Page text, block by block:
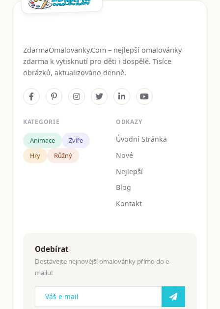
ZdarmaOmalovanky.Com – nejlepší omalovánky
zdarma k vytisknutí pro děti i dospělé. Tisíce
obrázků, aktualizováno denně.
KATEGORIE
Animace
Zvíře
Hry
Růžný
ODKAZY
Úvodní Stránka
Nové
Nejlepší
Blog
Kontakt
Odebírat
Dostávejte nejnovější omalovánky přímo do e-
mailu!